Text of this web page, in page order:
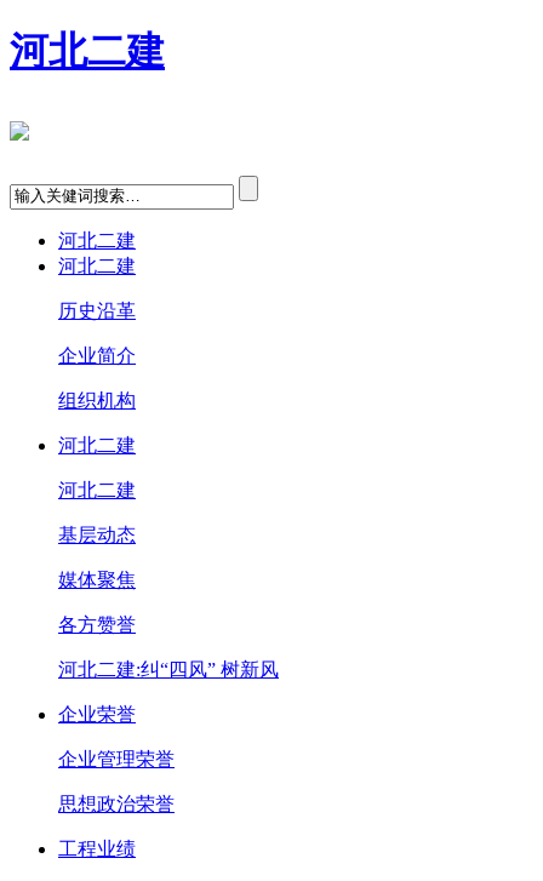
河北二建
河北二建
河北二建
历史沿革
企业简介
组织机构
河北二建
河北二建
基层动态
媒体聚焦
各方赞誉
河北二建:纠“四风” 树新风
企业荣誉
企业管理荣誉
思想政治荣誉
工程业绩